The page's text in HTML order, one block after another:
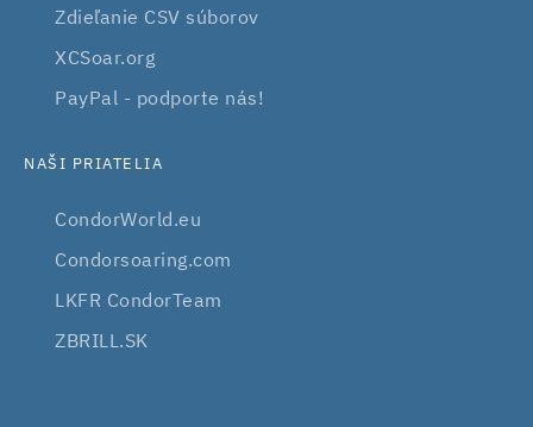
Zdieľanie CSV súborov
XCSoar.org
PayPal - podporte nás!
NAŠI PRIATELIA
CondorWorld.eu
Condorsoaring.com
LKFR CondorTeam
ZBRILL.SK